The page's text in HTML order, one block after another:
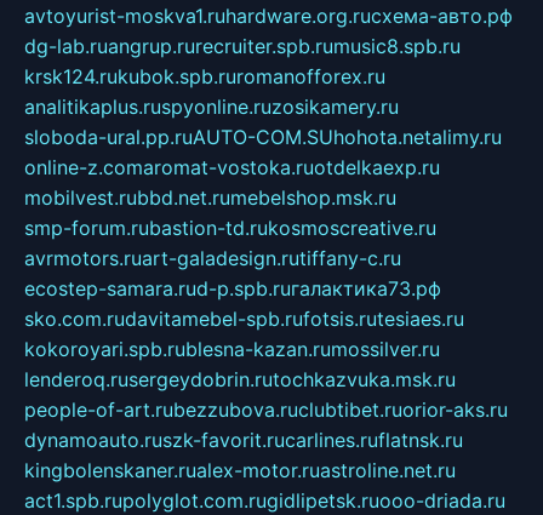
avtoyurist-moskva1.ruhardware.org.ruсхема-авто.рф
dg-lab.ruangrup.rurecruiter.spb.rumusic8.spb.ru
krsk124.rukubok.spb.ruromanofforex.ru
analitikaplus.ruspyonline.ruzosikamery.ru
sloboda-ural.pp.ruAUTO-COM.SUhohota.netalimy.ru
online-z.comaromat-vostoka.ruotdelkaexp.ru
mobilvest.rubbd.net.rumebelshop.msk.ru
smp-forum.rubastion-td.rukosmoscreative.ru
avrmotors.ruart-galadesign.rutiffany-c.ru
ecostep-samara.rud-p.spb.ruгалактика73.рф
sko.com.rudavitamebel-spb.rufotsis.rutesiaes.ru
kokoroyari.spb.rublesna-kazan.rumossilver.ru
lenderoq.rusergeydobrin.rutochkazvuka.msk.ru
people-of-art.rubezzubova.ruclubtibet.ruorior-aks.ru
dynamoauto.ruszk-favorit.rucarlines.ruflatnsk.ru
kingbolenskaner.rualex-motor.ruastroline.net.ru
act1.spb.rupolyglot.com.rugidlipetsk.ruooo-driada.ru